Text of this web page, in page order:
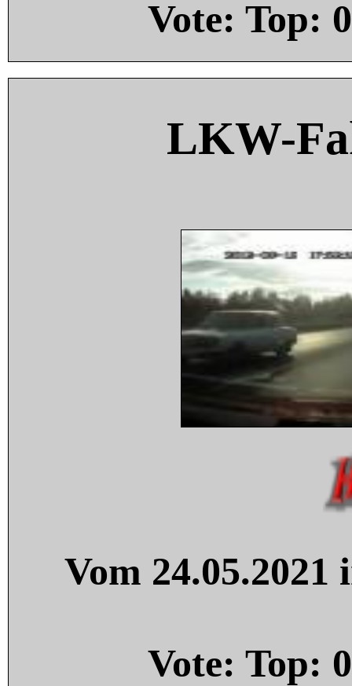
Vote: Top: 0
LKW-
Vom
Vote: Top: 0